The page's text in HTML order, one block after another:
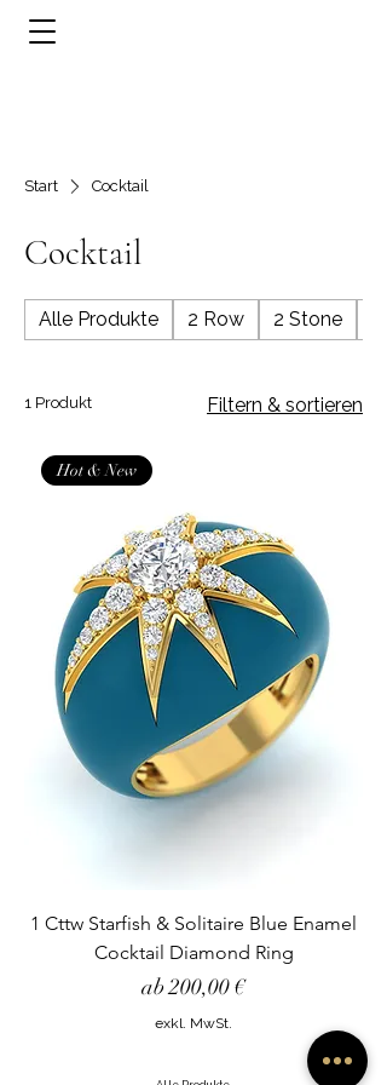
Start Cocktail
Cocktail
Alle Produkte 2 Row 2 Stone
1 Produkt Filtern & sortieren
Hot & New
1 Cttw Starfish & Solitaire Blue Enamel
Cocktail Diamond Ring
ab200,00 €
Sale-Preis
exkl. MwSt.